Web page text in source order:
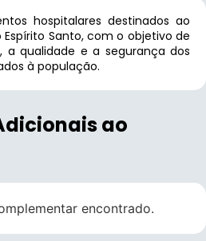
hospitalares destinados ao
Espírito Santo, com o objetivo de
a qualidade e a segurança dos
à população.
ao
encontrado.